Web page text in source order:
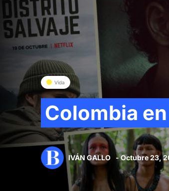
Vida
Colombia
IVÁN GALLO - Octubre 23,